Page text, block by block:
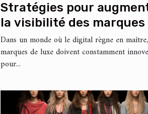
Stratégies pour
la visibilité des marques
luxe sur les réseaux
sociaux chinois
Dans un monde où le digital règne en
marques de luxe doivent constamment
pour...